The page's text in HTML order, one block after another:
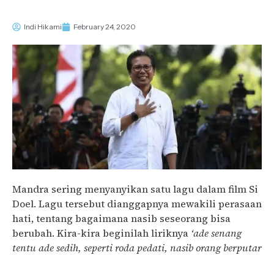
Indi Hikami February 24, 2020
Mandra sering menyanyikan satu lagu dalam film Si
Doel. Lagu tersebut dianggapnya mewakili perasaan
hati, tentang bagaimana nasib seseorang bisa
berubah. Kira-kira beginilah liriknya ‘ade senang
tentu ade sedih, seperti roda pedati, nasib orang berputar